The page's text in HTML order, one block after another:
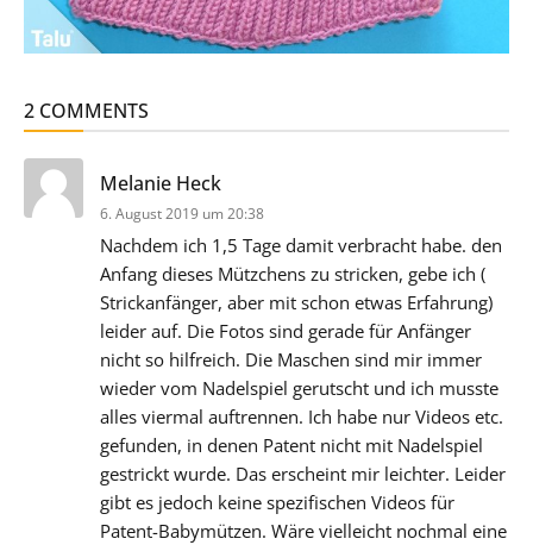
2 COMMENTS
Melanie Heck
6. August 2019 um 20:38
Nachdem ich 1,5 Tage damit verbracht habe. den
Anfang dieses Mützchens zu stricken, gebe ich (
Strickanfänger, aber mit schon etwas Erfahrung)
leider auf. Die Fotos sind gerade für Anfänger
nicht so hilfreich. Die Maschen sind mir immer
wieder vom Nadelspiel gerutscht und ich musste
alles viermal auftrennen. Ich habe nur Videos etc.
gefunden, in denen Patent nicht mit Nadelspiel
gestrickt wurde. Das erscheint mir leichter. Leider
gibt es jedoch keine spezifischen Videos für
Patent-Babymützen. Wäre vielleicht nochmal eine